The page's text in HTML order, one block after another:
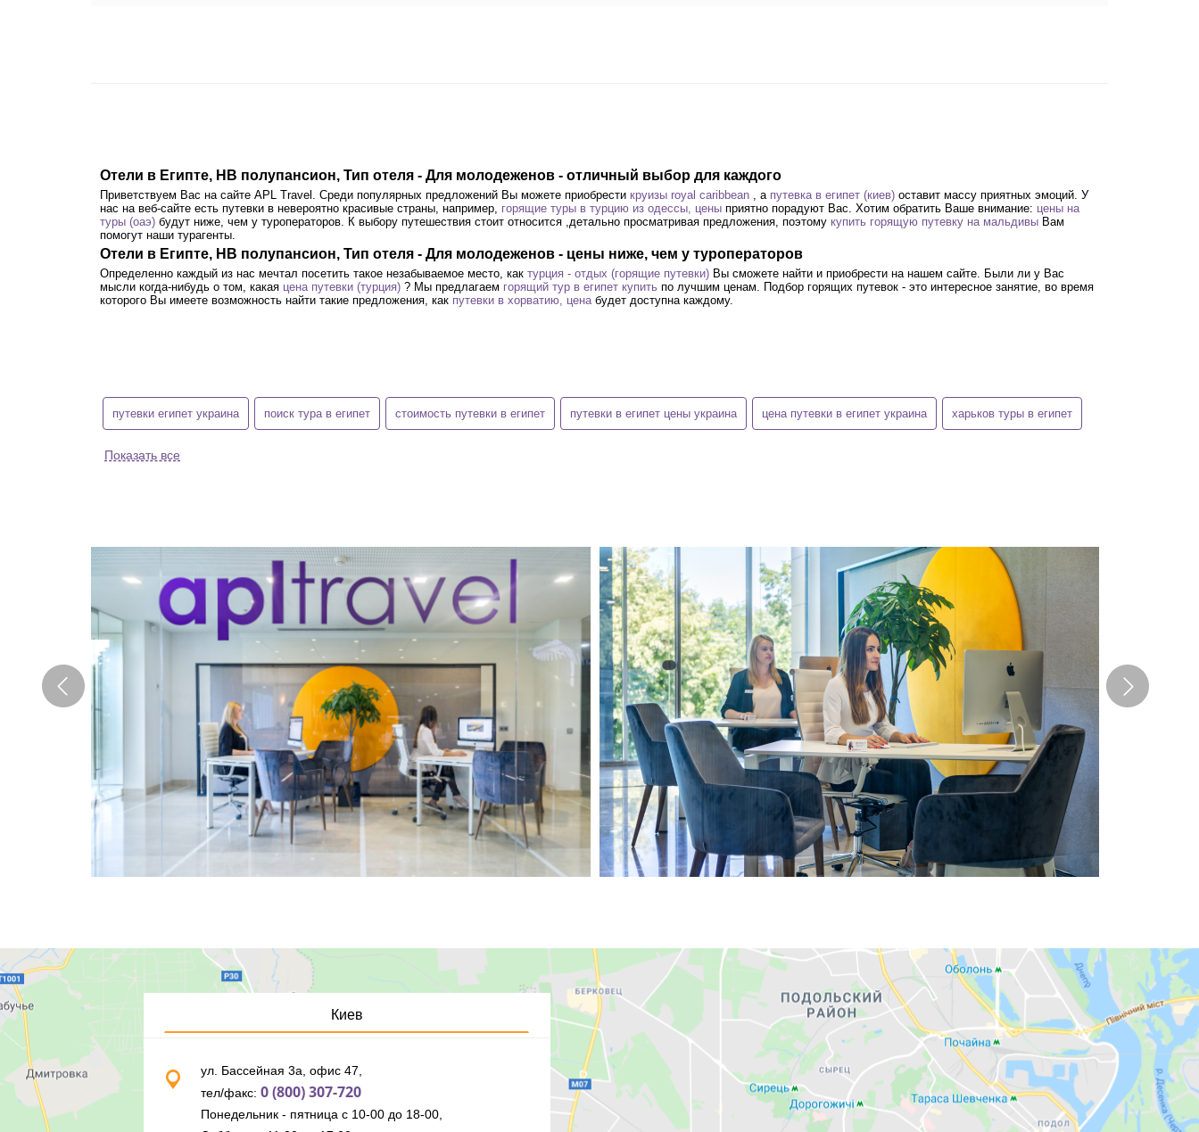
Отели в Египте, HB полупансион, Тип отеля - Для молодеженов - отличный выбор для каждого
Приветствуем Вас на сайте APL Travel. Среди популярных предложений Вы можете приобрести круизы royal caribbean , а путевка в египет (киев) оставит массу приятных эмоций. У
нас на веб-сайте есть путевки в невероятно красивые страны, например, горящие туры в турцию из одессы, цены приятно порадуют Вас. Хотим обратить Ваше внимание: цены на
туры (оаэ) будут ниже, чем у туроператоров. К выбору путешествия стоит относится ,детально просматривая предложения, поэтому купить горящую путевку на мальдивы Вам
помогут наши турагенты.
Отели в Египте, HB полупансион, Тип отеля - Для молодеженов - цены ниже, чем у туроператоров
Определенно каждый из нас мечтал посетить такое незабываемое место, как турция - отдых (горящие путевки) Вы сможете найти и приобрести на нашем сайте. Были ли у Вас
мысли когда-нибудь о том, какая цена путевки (турция) ? Мы предлагаем горящий тур в египет купить по лучшим ценам. Подбор горящих путевок - это интересное занятие, во время
которого Вы имеете возможность найти такие предложения, как путевки в хорватию, ценабудет доступна каждому.
путевки египет украина поиск тура в египет стоимость путевки в египет путевки в египет цены украина цена путевки в египет украина харьков туры в египет
Показать все
Киев
ул. Бассейная 3а, офис 47,
тел/факс: 0 (800) 307-720
Понедельник - пятница с 10-00 до 18-00,